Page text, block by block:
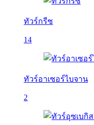
ทัวร์กรีซ
14
ทัวร์อาเซอร์ไบจาน
2